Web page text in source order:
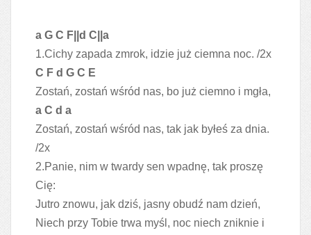
a G C F||d C||a
1.Cichy zapada zmrok, idzie już ciemna noc. /2x
C F d G C E
Zostań, zostań wśród nas, bo już ciemno i mgła,
a C d a
Zostań, zostań wśród nas, tak jak byłeś za dnia.
/2x
2.Panie, nim w twardy sen wpadnę, tak proszę
Cię:
Jutro znowu, jak dziś, jasny obudź nam dzień,
Niech przy Tobie trwa myśl, noc niech zniknie i